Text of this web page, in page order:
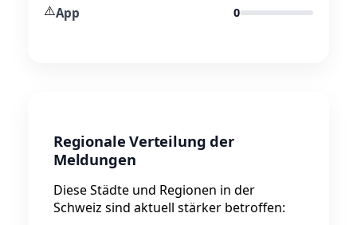
⚠️App 0
Regionale Verteilung der
Meldungen
Diese Städte und Regionen in der
Schweiz sind aktuell stärker betroffen: